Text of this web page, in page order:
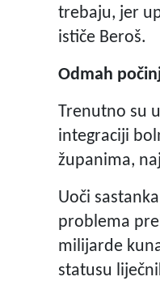
trebaju, jer
ističe Beroš.
Odmah
Trenutno su
integraciji
županima,
Uoči
problema
milijarde
statusu